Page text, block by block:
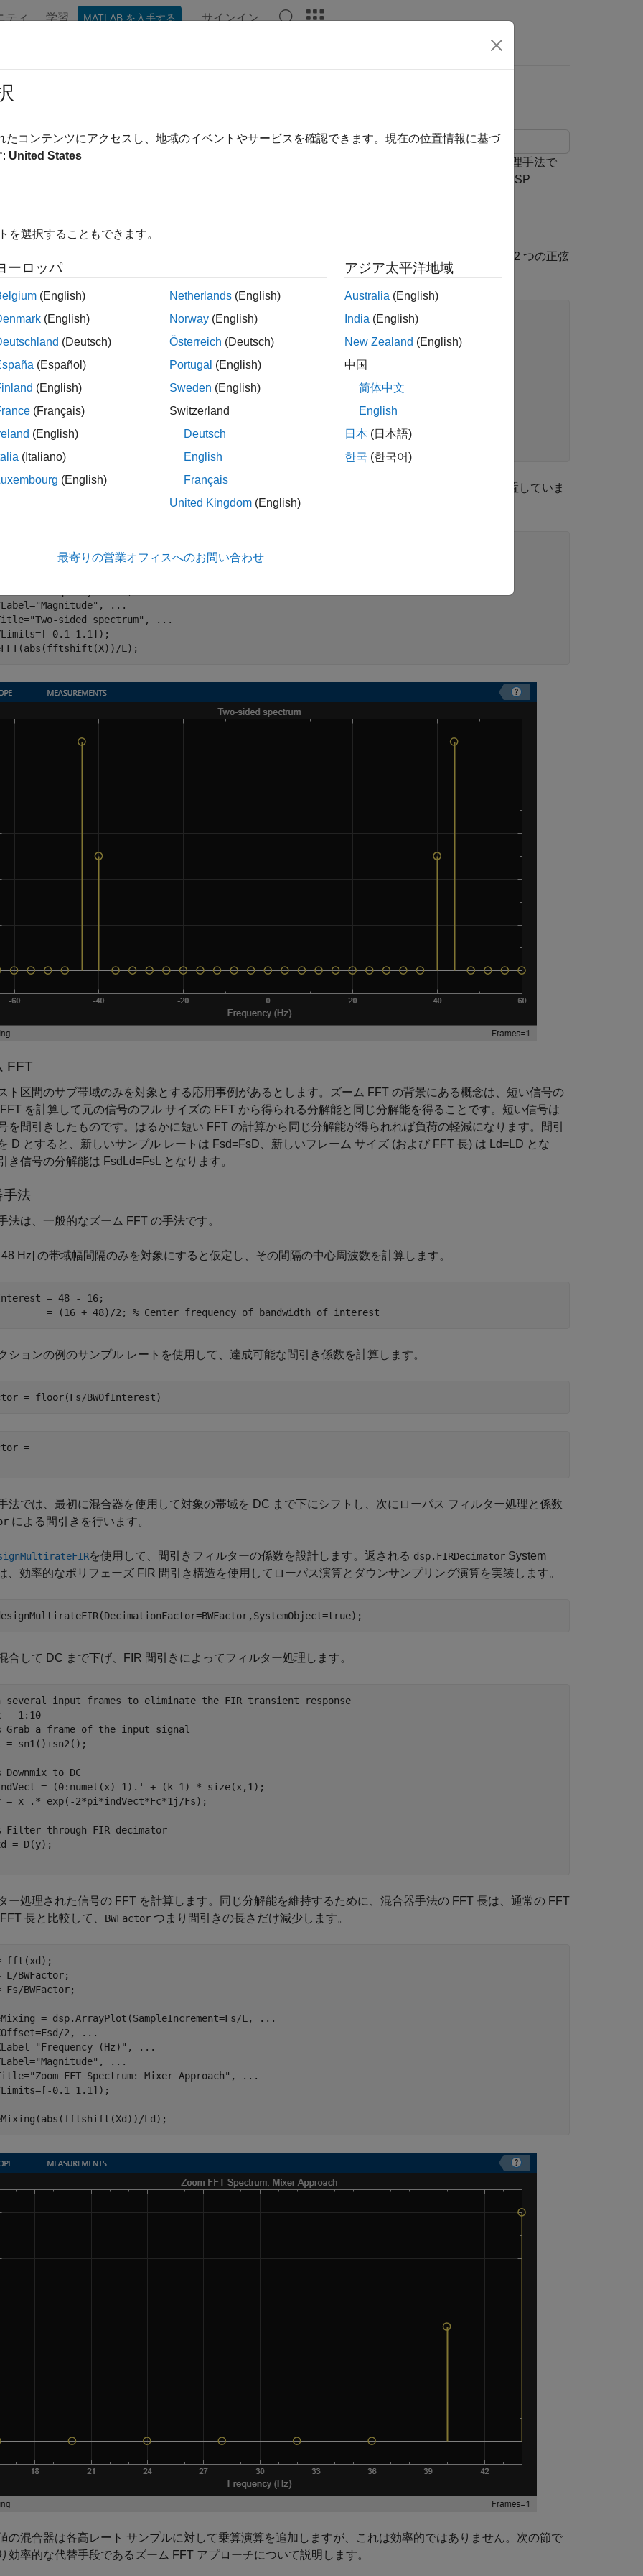
ティ 学習 MATLAB を入手する サインイン
FFT
は、ズーム FFT を紹介します。ズーム FFT は、スペクトルの高分解能な解析に使用される信号処理手法で
System object™ を介して、Simulink® では DSP
FFT の制限
信号の長さによって、そのスペクトル分解能が決まります。次の例はこれを示しています。まず、2 つの正弦
ある信号を作成します。
= 32; % Frame size
= Fs/L; % Frequency resolution
= 40;
% First sine wave frequency
f1 + res;
% Second sine wave frequency
dsp.SineWave(Frequency=f2, SampleRate=Fs, SamplesPerFrame=L, Amplitude=2);
を計算し、FFT の振幅をプロットしてみます。FFT の隣接するサンプルにこの 2 つの正弦波が位置していま
よりも近い範囲の周波数どうしは区別できないということを意味します。
= dsp.ArrayPlot(SampleIncrement=Fs/L, ...
"Magnitude" ,
...
"Two-sided spectrum" ,
...
0.1 1.1]);
L);
FFT
ト区間のサブ帯域のみを対象とする応用事例があるとします。ズーム FFT の背景にある概念は、短い信号の
を計算して元の信号のフル サイズの FFT から得られる分解能と同じ分解能を得ることです。短い信号は
を間引きしたものです。はるかに短い FFT の計算から同じ分解能が得られれば負荷の軽減になります。間引
D とすると、新しいサンプル レートは Fsd=FsD 、新しいフレーム サイズ (および FFT 長) は Ld=L D とな
き信号の分解能は Fsd Ld=FsL となります。
手法
法は、一般的なズーム FFT の手法です。
Hz] の帯域幅間隔のみを対象にすると仮定し、その間隔の中心周波数を計算します。
= 48 - 16;
= (16 + 48)/2; % Center frequency of bandwidth of interest
ションの例のサンプル レートを使用して、達成可能な間引き係数を計算します。
= floor(Fs/BWOfInterest)
=
法では、最初に混合器を使用して対象の帯域を DC まで下にシフトし、次にローパス フィルター処理と係数
による間引きを行います。
を使用して、間引きフィルターの係数を設計します。返される dsp.FIRDecimator System
、効率的なポリフェーズ FIR 間引き構造を使用してローパス演算とダウンサンプリング演算を実装します。
合して DC まで下げ、FIR 間引きによってフィルター処理します。
several input frames to eliminate the FIR transient response
1:10
Grab a frame of the input signal
= sn1()+sn2();
Downmix to DC
= (0:numel(x)-1).' + (k-1) * size(x,1);
= x .* exp(-2*pi*indVect*Fc*1j/Fs);
Filter through FIR decimator
ー処理された信号の FFT を計算します。同じ分解能を維持するために、混合器手法の FFT 長は、通常の FFT
長と比較して、 BWFactor つまり間引きの長さだけ減少します。
fft(xd);
BWFactor;
Fs/BWFactor;
= dsp.ArrayPlot(SampleIncrement=Fs/L,
...
2,
...
"Frequency (Hz)" ,
...
"Magnitude" ,
...
"Zoom FFT Spectrum: Mixer Approach" ,
...
0.1 1.1]);
Ld);
の混合器は各高レート サンプルに対して乗算演算を追加しますが、これは効率的ではありません。次の節で
効率的な代替手段であるズーム FFT アプローチについて説明します。
たコンテンツにアクセスし、地域のイベントやサービスを確認できます。現在の位置情報に基づ
: United States
を選択することもできます。
ーロッパ
(English)
(English)
(Deutsch)
(Español)
(English)
(Français)
(English)
(Italiano)
(English)
Netherlands (English)
Norway (English)
Österreich (Deutsch)
Portugal (English)
Sweden (English)
Switzerland
Deutsch
English
Français
United Kingdom (English)
アジア太平洋地域
Australia (English)
India (English)
New Zealand (English)
中国
简体中文
English
日本 (日本語)
한국 (한국어)
最寄りの営業オフィスへのお問い合わせ